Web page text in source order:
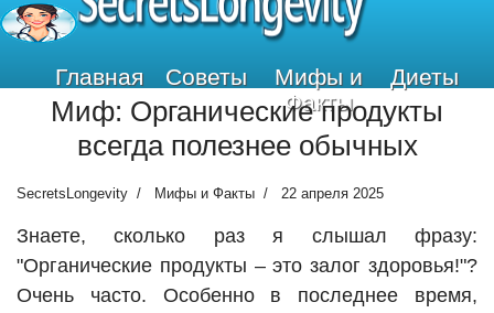
Главная Советы
Мифы и
Факты
Диеты
Миф: Органические продукты
всегда полезнее обычных
SecretsLongevity Мифы и Факты 22 апреля 2025
Знаете, сколько раз я слышал фразу:
"Органические продукты – это залог здоровья!"?
Очень часто. Особенно в последнее время,